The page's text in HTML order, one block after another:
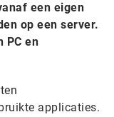
een eigen
op een server.
PC en
applicaties.